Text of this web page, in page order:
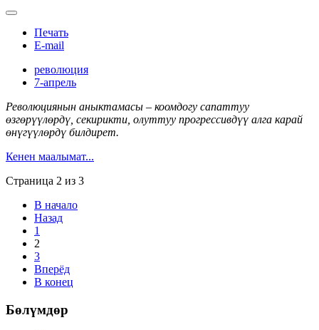
Печать
E-mail
революция
7-апрель
Революциянын аныктамасы – коомдогу сапаттуу
өзгөрүүлөрдү, секирикти, олуттуу прогрессивдүү алга карай
өнүгүүлөрдү билдирет.
Кенен маалымат...
Страница 2 из 3
В начало
Назад
1
2
3
Вперёд
В конец
Бөлүмдөр